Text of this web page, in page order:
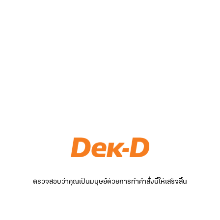
ตรวจสอบว่าคุณเป็นมนุษย์ด้วยการทำคำสั่งนี้ให้เสร็จสิ้น